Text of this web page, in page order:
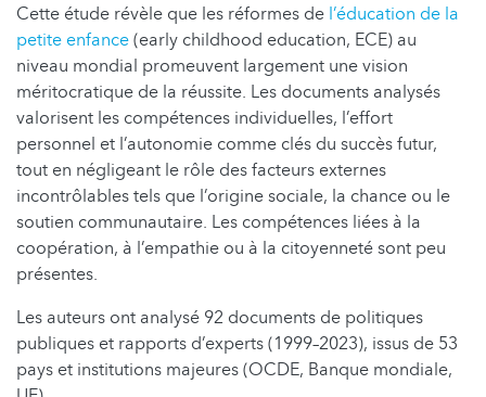
Cette étude révèle que les réformes de l’éducation de la
petite enfance(early childhood education, ECE) au
niveau mondial promeuvent largement une vision
méritocratique de la réussite. Les documents analysés
valorisent les compétences individuelles, l’effort
personnel et l’autonomie comme clés du succès futur,
tout en négligeant le rôle des facteurs externes
incontrôlables tels que l’origine sociale, la chance ou le
soutien communautaire. Les compétences liées à la
coopération, à l’empathie ou à la citoyenneté sont peu
présentes.
Les auteurs ont analysé 92 documents de politiques
publiques et rapports d’experts (1999–2023), issus de 53
pays et institutions majeures (OCDE, Banque mondiale,